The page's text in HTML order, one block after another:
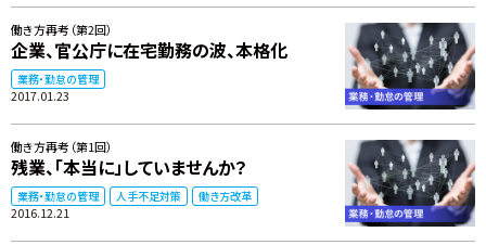
働き方再考（第2回）
企業、官公庁に在宅勤務の波、本格化
業務・勤怠の管理
2017.01.23
働き方再考（第1回）
残業、「本当に」していませんか？
業務・勤怠の管理 人手不足対策 働き方改革
2016.12.21